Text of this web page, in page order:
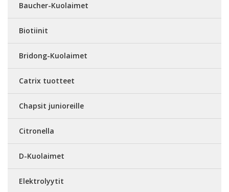
Baucher-Kuolaimet
Biotiinit
Bridong-Kuolaimet
Catrix tuotteet
Chapsit junioreille
Citronella
D-Kuolaimet
Elektrolyytit